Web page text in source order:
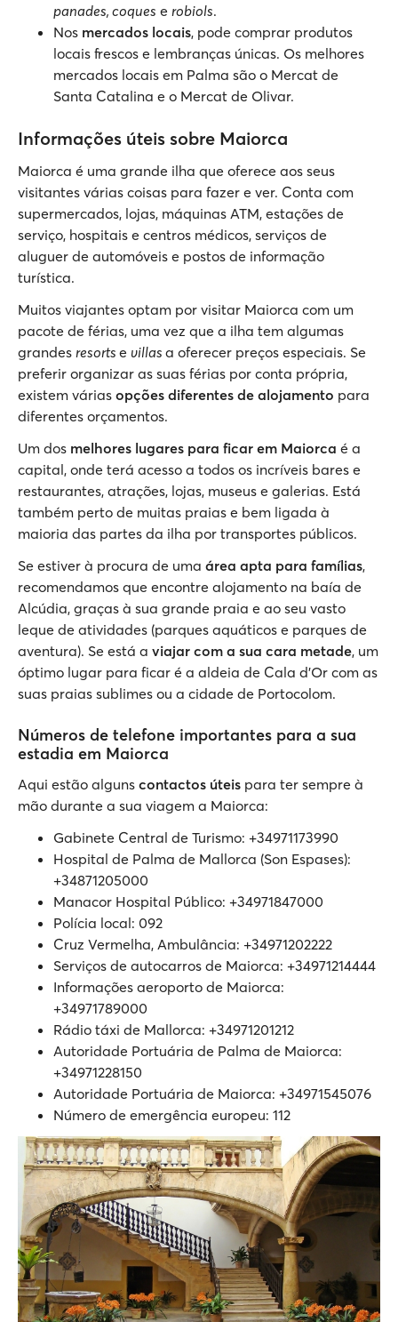
panades, coques e robiols.
Nos mercados locais, pode comprar produtos
locais frescos e lembranças únicas. Os melhores
mercados locais em Palma são o Mercat de
Santa Catalina e o Mercat de Olivar.
Informações úteis sobre Maiorca
Maiorca é uma grande ilha que oferece aos seus
visitantes várias coisas para fazer e ver. Conta com
supermercados, lojas, máquinas ATM, estações de
serviço, hospitais e centros médicos, serviços de
aluguer de automóveis e postos de informação
turística.
Muitos viajantes optam por visitar Maiorca com um
pacote de férias, uma vez que a ilha tem algumas
grandes resorts e villas a oferecer preços especiais. Se
preferir organizar as suas férias por conta própria,
existem várias opções diferentes de alojamento para
diferentes orçamentos.
Um dos melhores lugares para ficar em Maiorca é a
capital, onde terá acesso a todos os incríveis bares e
restaurantes, atrações, lojas, museus e galerias. Está
também perto de muitas praias e bem ligada à
maioria das partes da ilha por transportes públicos.
Se estiver à procura de uma área apta para famílias,
recomendamos que encontre alojamento na baía de
Alcúdia, graças à sua grande praia e ao seu vasto
leque de atividades (parques aquáticos e parques de
aventura). Se está a viajar com a sua cara metade, um
óptimo lugar para ficar é a aldeia de Cala d'Or com as
suas praias sublimes ou a cidade de Portocolom.
Números de telefone importantes para a sua
estadia em Maiorca
Aqui estão alguns contactos úteis para ter sempre à
mão durante a sua viagem a Maiorca:
Gabinete Central de Turismo: +34971173990
Hospital de Palma de Mallorca (Son Espases):
+34871205000
Manacor Hospital Público: +34971847000
Polícia local: 092
Cruz Vermelha, Ambulância: +34971202222
Serviços de autocarros de Maiorca: +34971214444
Informações aeroporto de Maiorca:
+34971789000
Rádio táxi de Mallorca: +34971201212
Autoridade Portuária de Palma de Maiorca:
+34971228150
Autoridade Portuária de Maiorca: +34971545076
Número de emergência europeu: 112